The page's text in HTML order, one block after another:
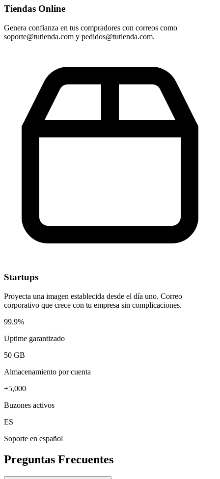
Tiendas Online
Genera confianza en tus compradores con correos como
soporte@tutienda.com y pedidos@tutienda.com.
Startups
Proyecta una imagen establecida desde el día uno. Correo
corporativo que crece con tu empresa sin complicaciones.
99.9%
Uptime garantizado
50 GB
Almacenamiento por cuenta
+5,000
Buzones activos
ES
Soporte en español
Preguntas Frecuentes